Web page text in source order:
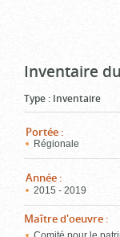
Inventaire
Type : Inventaire
Portée :
Régionale
Année :
2015 - 2019
Maître d'oeuvre :